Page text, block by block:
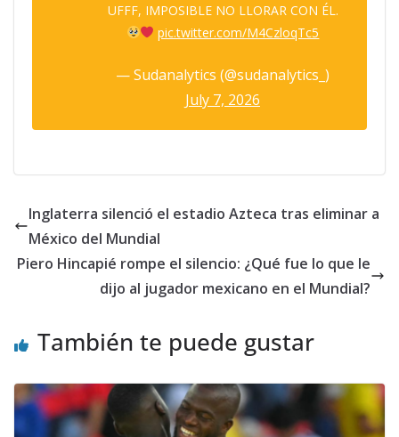
UFFF, IMPOSIBLE NO LLORAR CON ÉL.
pic.twitter.com/M4CzloqTc5
— Sudanalytics (@sudanalytics_)
July 7, 2026
Inglaterra silenció el estadio Azteca tras eliminar a
México del Mundial
Piero Hincapié rompe el silencio: ¿Qué fue lo que le
dijo al jugador mexicano en el Mundial?
También te puede gustar